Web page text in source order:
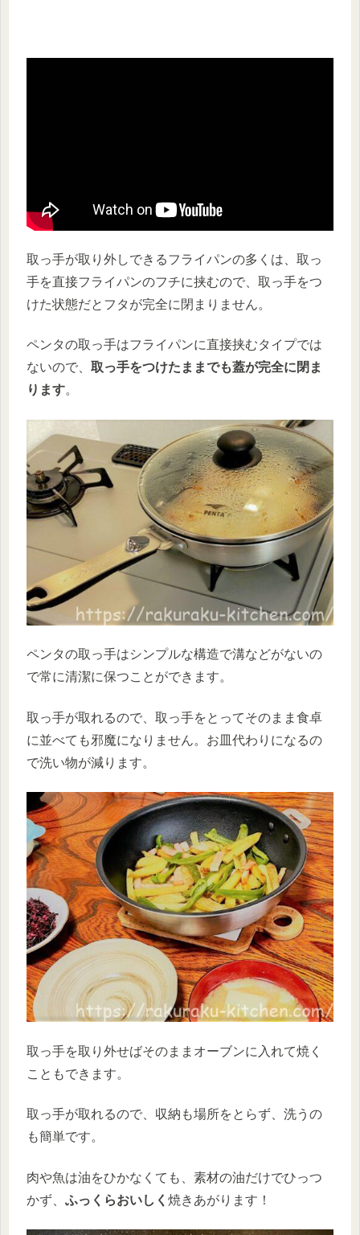
取っ手が取り外しできるフライパンの多くは、取っ
手を直接フライパンのフチに挟むので、取っ手をつ
けた状態だとフタが完全に閉まりません。
ペンタの取っ手はフライパンに直接挟むタイプでは
ないので、 取っ手をつけたままでも蓋が完全に閉ま
ります。
ペンタの取っ手はシンプルな構造で溝などがないの
で常に清潔に保つことができます。
取っ手が取れるので、取っ手をとってそのまま食卓
に並べても邪魔になりません。お皿代わりになるの
で洗い物が減ります。
取っ手を取り外せばそのままオーブンに入れて焼く
こともできます。
取っ手が取れるので、収納も場所をとらず、洗うの
も簡単です。
肉や魚は油をひかなくても、素材の油だけでひっつ
かず、 ふっくらおいしく 焼きあがります！